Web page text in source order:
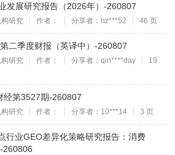
发展研究报告（2026年）-260807
构研究 作者： 分享者：hz***52 46 页
二季度财报（英译中）-260807
构研究 作者： 分享者：qin****day
19
经第3527期-260807
构研究 作者： 分享者：10***14 3 页
行业GEO差异化策略研究报告：消费
260806